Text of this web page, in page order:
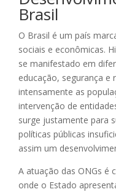
Brasil
O Brasil é um país
sociais e econômicas.
se manifestado em
educação, segurança e
intensamente as
intervenção de
surge justamente para
políticas públicas
assim um
A atuação das ONGs é
onde o Estado